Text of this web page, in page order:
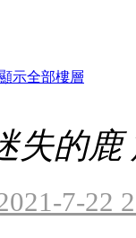
示全部樓層
失的鹿
7-22